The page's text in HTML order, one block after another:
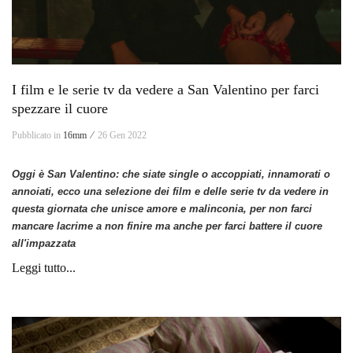
I film e le serie tv da vedere a San Valentino per farci
spezzare il cuore
Pubblicato in 16mm ⁄ 26 Gen 2022
Oggi è San Valentino: che siate single o accoppiati, innamorati o
annoiati, ecco una selezione dei film e delle serie tv da vedere in
questa giornata che unisce amore e malinconia, per non farci
mancare lacrime a non finire ma anche per farci battere il cuore
all'impazzata
Leggi tutto...